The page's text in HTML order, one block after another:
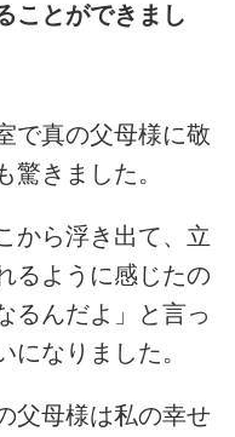
ことができまし
で真の父母様に敬
驚きました。
から浮き出て、立
るように感じたの
るんだよ」と言っ
になりました。
父母様は私の幸せ